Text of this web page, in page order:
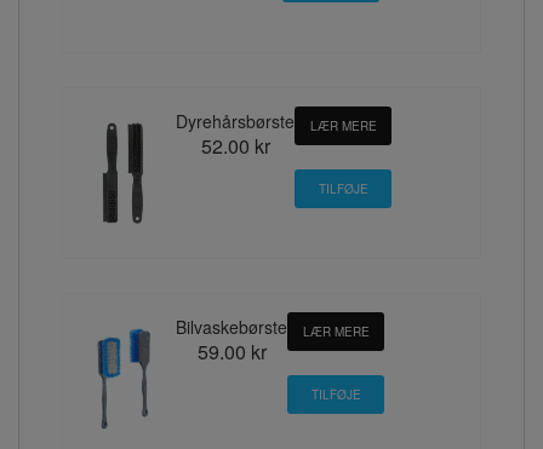
Dyrehårsbørste
52.00 kr
LÆR MERE
Bilvaskebørste
59.00 kr
LÆR MERE